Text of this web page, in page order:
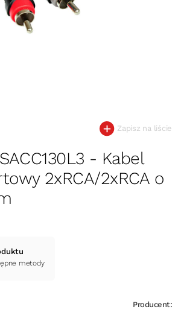
Zapisz na liście
- Kabel
2xRCA/2xRCA o
metody
Producent: